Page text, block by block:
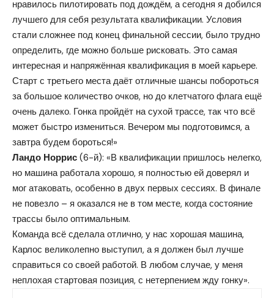
нравилось пилотировать под дождём, а сегодня я добился
лучшего для себя результата квалификации. Условия
стали сложнее под конец финальной сессии, было трудно
определить, где можно больше рисковать. Это самая
интересная и напряжённая квалификация в моей карьере.
Старт с третьего места даёт отличные шансы побороться
за большое количество очков, но до клетчатого флага ещё
очень далеко. Гонка пройдёт на сухой трассе, так что всё
может быстро измениться. Вечером мы подготовимся, а
завтра будем бороться!»
Ландо Норрис (6-й): «В квалификации пришлось нелегко,
но машина работала хорошо, я полностью ей доверял и
мог атаковать, особенно в двух первых сессиях. В финале
не повезло – я оказался не в том месте, когда состояние
трассы было оптимальным.
Команда всё сделала отлично, у нас хорошая машина,
Карлос великолепно выступил, а я должен был лучше
справиться со своей работой. В любом случае, у меня
неплохая стартовая позиция, с нетерпением жду гонку».